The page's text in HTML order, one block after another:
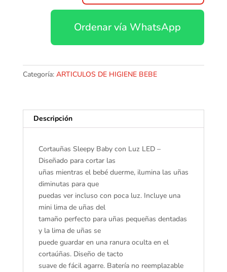
Ordenar vía WhatsApp
Categoría: ARTICULOS DE HIGIENE BEBE
Descripción
Cortauñas Sleepy Baby con Luz LED –
Diseñado para cortar las
uñas mientras el bebé duerme, ilumina las uñas
diminutas para que
puedas ver incluso con poca luz. Incluye una
mini lima de uñas del
tamaño perfecto para uñas pequeñas dentadas
y la lima de uñas se
puede guardar en una ranura oculta en el
cortaúñas. Diseño de tacto
suave de fácil agarre. Batería no reemplazable